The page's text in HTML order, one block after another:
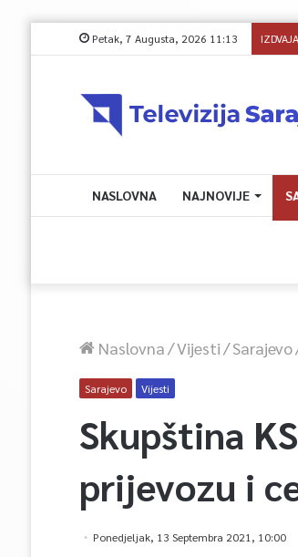
Petak, 7 Augusta, 2026 11:13
NASLOVNA NAJNOVIJE
Naslovna/Vijesti/Sarajevo
Sarajevo Vijesti
Skupština
prijevozu i
Ponedjeljak, 13 Septembra 2021, 10:00